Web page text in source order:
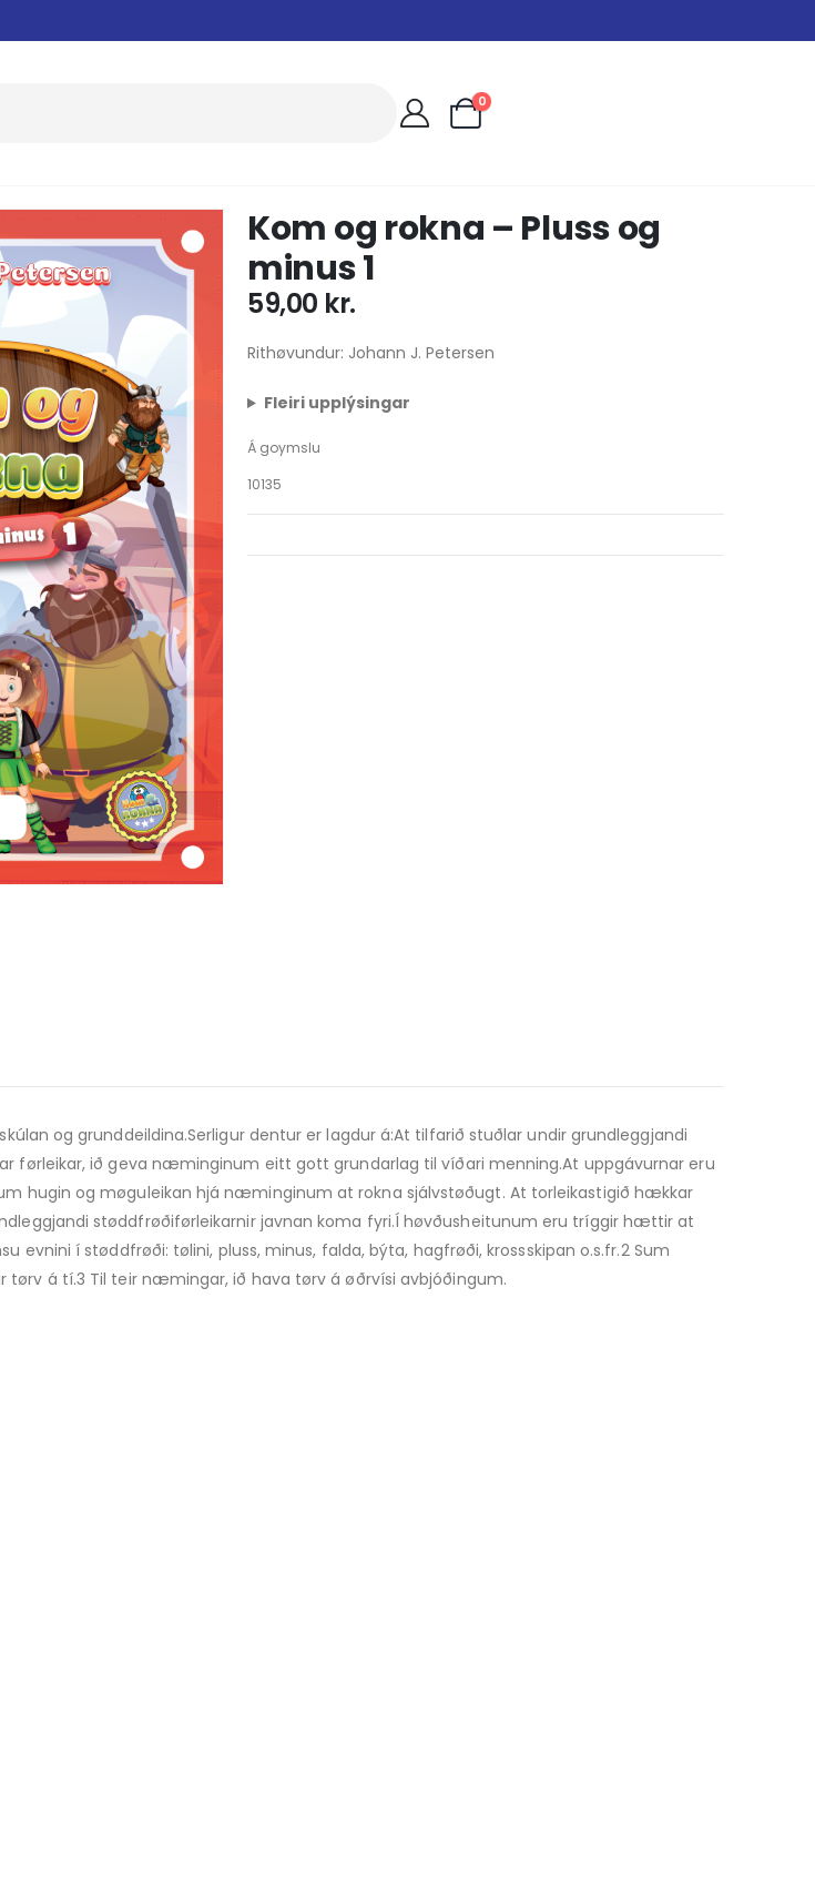
0
Kom og rokna – Pluss og
minus 1
59,00 kr.
Rithøvundur: Johann J. Petersen
Fleiri upplýsingar
Á goymslu
10135
og grunddeildina.Serligur dentur er lagdur á:At tilfarið stuðlar undir grundleggjandi
førleikar, ið geva næminginum eitt gott grundarlag til víðari menning.At uppgávurnar eru
hugin og møguleikan hjá næminginum at rokna sjálvstøðugt. At torleikastigið hækkar
støddfrøðiførleikarnir javnan koma fyri.Í høvðusheitunum eru tríggir hættir at
evnini í støddfrøði: tølini, pluss, minus, falda, býta, hagfrøði, krossskipan o.s.fr.2 Sum
á tí.3 Til teir næmingar, ið hava tørv á øðrvísi avbjóðingum.